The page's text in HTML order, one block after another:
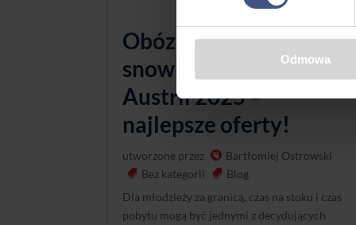
Odmowa
Obóz narciarski i
snowboardowy w
Austrii 2025 –
najlepsze oferty!
utworzone przez Bartłomiej Ostrowski
Bez kategorii
Blog
Dla młodzieży za granicą, czas na stoku i czas
pobytu mogą być jednymi z decydujących